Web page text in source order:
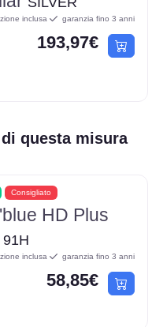
inclusa garanzia fino 3 anni
193,97€
questa misura
Consigliato
HD Plus
inclusa garanzia fino 3 anni
58,85€